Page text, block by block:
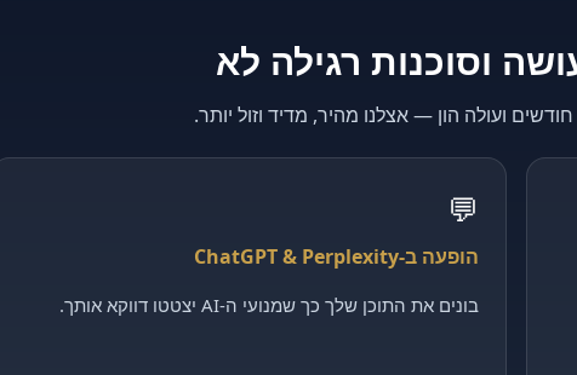
💬
הופעה ב-ChatGPT & Perplexity
בונים את התוכן שלך כך שמנועי ה-AI יצטטו דווקא אותך.